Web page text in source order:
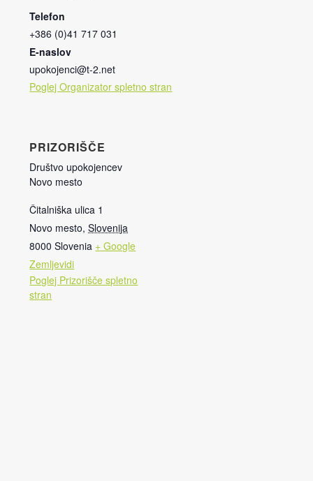
Telefon
+386 (0)41 717 031
E-naslov
upokojenci@t-2.net
Poglej Organizator spletno stran
PRIZORIŠČE
Društvo upokojencev
Novo mesto
Čitalniška ulica 1
Novo mesto, Slovenija
8000 Slovenia + Google
Zemljevidi
Poglej Prizorišče spletno
stran